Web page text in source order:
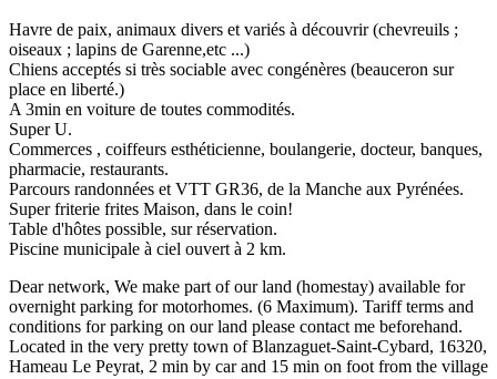
Havre de paix, animaux divers et variés à découvrir (chevreuils ;
oiseaux ; lapins de Garenne,etc ...)
Chiens acceptés si très sociable avec congénères (beauceron sur
place en liberté.)
A 3min en voiture de toutes commodités.
Super U.
Commerces , coiffeurs esthéticienne, boulangerie, docteur, banques,
pharmacie, restaurants.
Parcours randonnées et VTT GR36, de la Manche aux Pyrénées.
Super friterie frites Maison, dans le coin!
Table d'hôtes possible, sur réservation.
Piscine municipale à ciel ouvert à 2 km.
Dear network, We make part of our land (homestay) available for
overnight parking for motorhomes. (6 Maximum). Tariff terms and
conditions for parking on our land please contact me beforehand.
Located in the very pretty town of Blanzaguet-Saint-Cybard, 16320,
Hameau Le Peyrat, 2 min by car and 15 min on foot from the village